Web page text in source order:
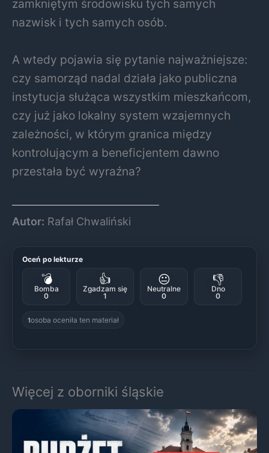
zamkniętym środowisku tych samych
nazwisk i tych samych osób.
A wtedy pojawia się pytanie najważniejsze:
czy samorząd nadal działa jako publiczna
instytucja służąca wszystkim mieszkańcom,
czy już jako lokalny system wzajemnych
zależności, w którym granica między
kontrolującym a beneficjentem dawno
przestała być wyraźna?
Autor: Rafał Chwaliński
Oceń po lekturze
💣
Bomba
0
👍
Zgadzam się
1
😐
Neutralne
0
👎
Dno
0
1osoba oceniła ten materiał
Więcej z oborniki śląskie